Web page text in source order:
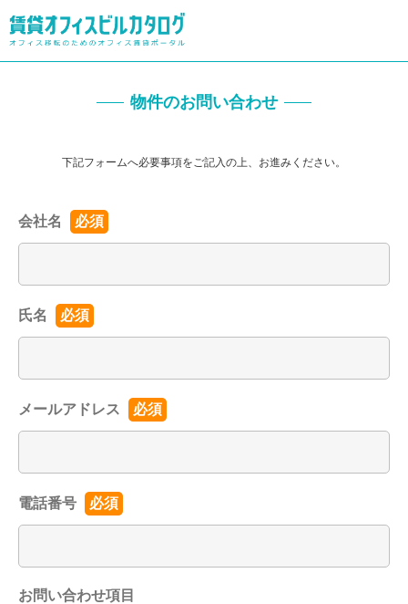
物件のお問い合わせ
下記フォームへ必要事項をご記入の上、お進みください。
会社名 必須
氏名 必須
メールアドレス 必須
電話番号 必須
お問い合わせ項目